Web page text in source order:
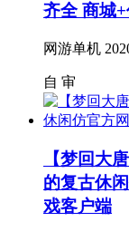
齐全 商城
网游单机
自 审
【梦回大
的复古休
戏客户端